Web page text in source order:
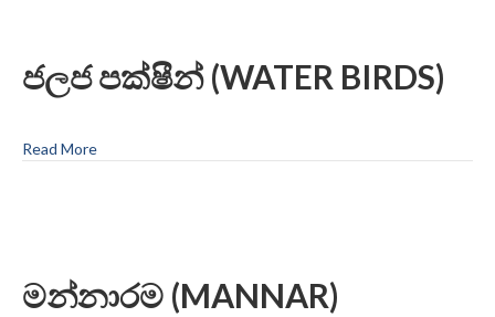
ජලජ පක්ෂීන් (WATER BIRDS)
Read More
මන්නාරම (MANNAR)